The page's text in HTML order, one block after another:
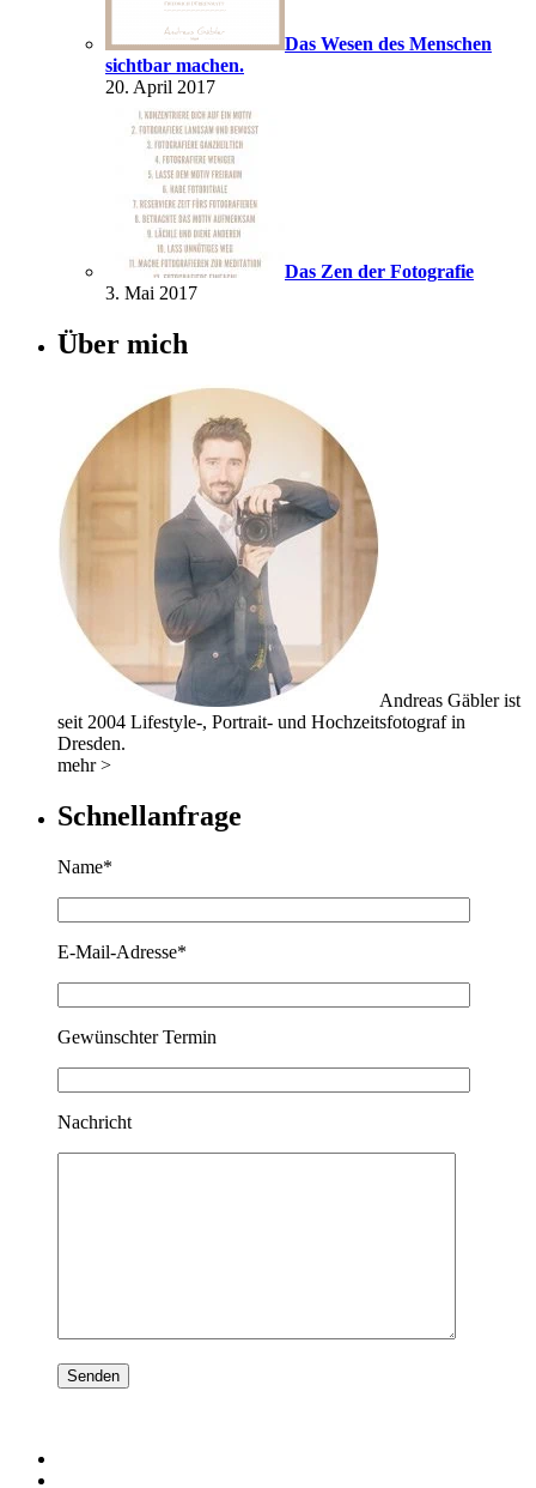
Das Wesen des Menschen
sichtbar machen.
20. April 2017
Das Zen der Fotografie
3. Mai 2017
Über mich
Andreas Gäbler ist
seit 2004 Lifestyle-, Portrait- und Hochzeitsfotograf in
Dresden.
mehr >
Schnellanfrage
Name*
E-Mail-Adresse*
Gewünschter Termin
Nachricht